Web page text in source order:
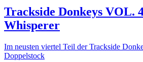
Trackside Donkeys VOL.
Whisperer
Im neusten viertel Teil der Trackside
Doppelstock